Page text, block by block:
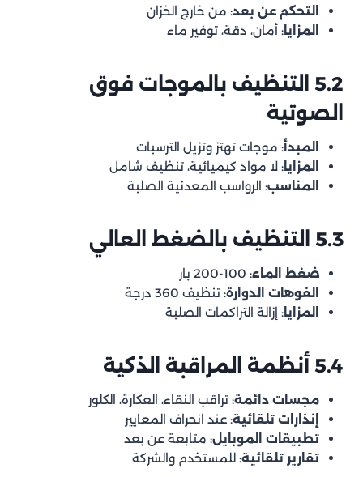
التحكم عن بعد: من خارج الخزان
المزايا: أمان، دقة، توفير ماء
5.2 التنظيف بالموجات فوق
الصوتية
المبدأ: موجات تهتز وتزيل الترسبات
المزايا: لا مواد كيميائية، تنظيف شامل
المناسب: الرواسب المعدنية الصلبة
5.3 التنظيف بالضغط العالي
ضغط الماء: 100-200 بار
الفوهات الدوارة: تنظيف 360 درجة
المزايا: إزالة التراكمات الصلبة
5.4 أنظمة المراقبة الذكية
مجسات دائمة: تراقب النقاء، العكارة، الكلور
إنذارات تلقائية: عند انحراف المعايير
تطبيقات الموبايل: متابعة عن بعد
تقارير تلقائية: للمستخدم والشركة